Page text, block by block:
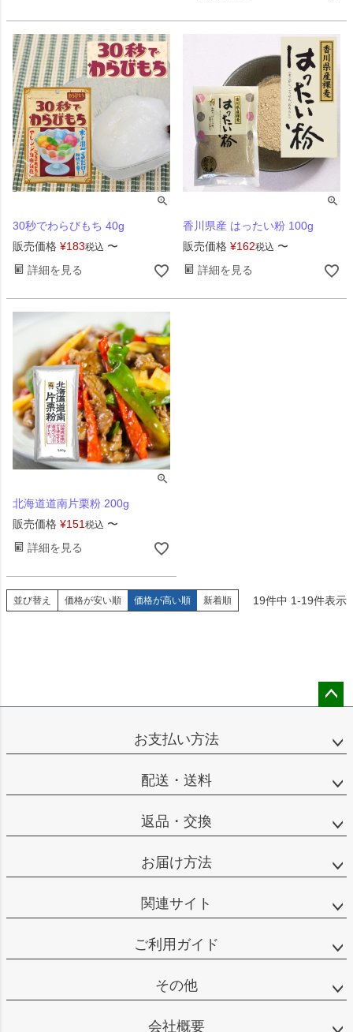
30秒でわらびもち 40g
販売価格 ¥183税込 〜
詳細を見る
香川県産 はったい粉 100g
販売価格 ¥162税込 〜
詳細を見る
北海道道南片栗粉 200g
販売価格 ¥151税込 〜
詳細を見る
並び替え 価格が安い順 価格が高い順 新着順 19件中 1-19件表示
ップ
お支払い方法
配送・送料
返品・交換
お届け方法
関連サイト
ご利用ガイド
その他
会社概要